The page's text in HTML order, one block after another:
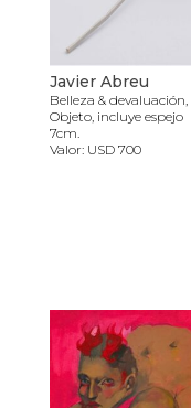
Javier Abreu
Belleza & devaluación,
Objeto, incluye espejo
7cm.
Valor: USD 700